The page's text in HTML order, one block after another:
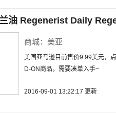
兰油 Regenerist Daily
商城：美亚
美国亚马逊目前售价9.99美元，
D-ON商品，需要凑单入手~
2016-09-01 13:22:17 更新